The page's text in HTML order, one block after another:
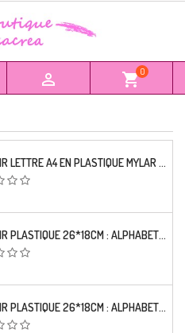
 shopping_cart0
POCHOIR LETTRE A4 EN PLASTIQUE MYLAR ALPHABET RUSSIAN 33 MM
POCHOIR PLASTIQUE 26*18CM : ALPHABET (04)
POCHOIR PLASTIQUE 26*18CM : ALPHABET (02)